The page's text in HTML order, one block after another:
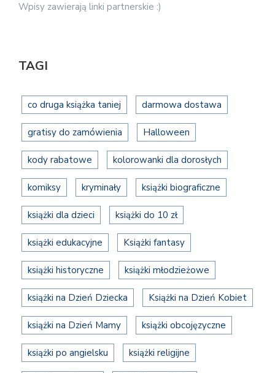
Wpisy zawierają linki partnerskie :)
TAGI
co druga książka taniej darmowa dostawa
gratisy do zamówienia Halloween
kody rabatowe kolorowanki dla dorosłych
komiksy kryminały książki biograficzne
książki dla dzieci książki do 10 zł
książki edukacyjne Książki fantasy
książki historyczne książki młodzieżowe
książki na Dzień Dziecka Książki na Dzień Kobiet
książki na Dzień Mamy książki obcojęzyczne
książki po angielsku książki religijne